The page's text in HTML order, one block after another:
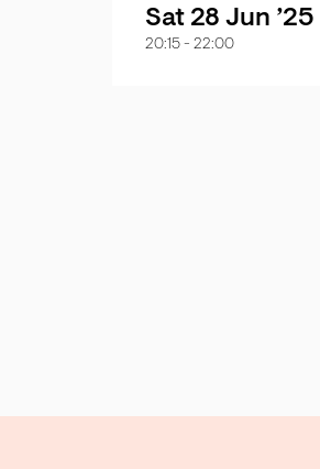
Sat 28 Jun ’25
20:15 - 22:00